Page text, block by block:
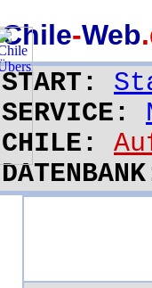
Chile-Web
START:
SERVICE:
CHILE: